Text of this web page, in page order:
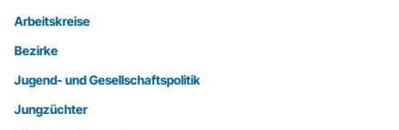
Arbeitskreise
Bezirke
Jugend- und Gesellschaftspolitik
Jungzüchter